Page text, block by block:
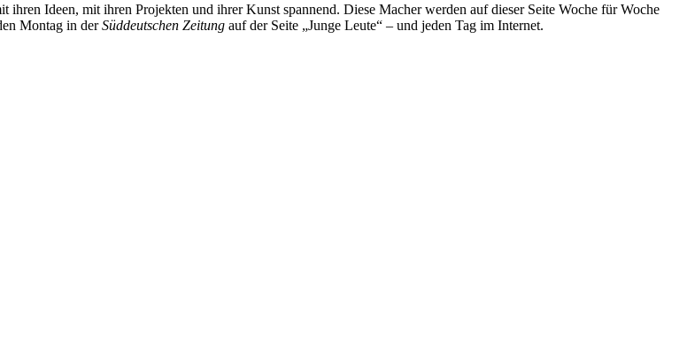
Ideen, mit ihren Projekten und ihrer Kunst spannend. Diese Macher werden auf dieser Seite Woche für Woche
Montag in derSüddeutschen Zeitung auf der Seite „Junge Leute“ – und jeden Tag im Internet.